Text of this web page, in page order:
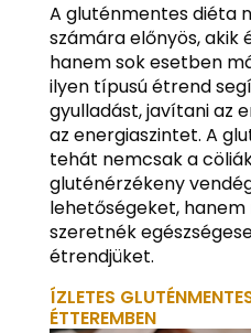
A gluténmentes diéta
számára előnyös, akik
hanem sok esetben
ilyen típusú étrend
gyulladást, javítani az
az energiaszintet. A
tehát nemcsak a
gluténérzékeny
lehetőségeket, hanem
szeretnék
étrendjüket.
ÍZLETES
ÉTTEREMBEN